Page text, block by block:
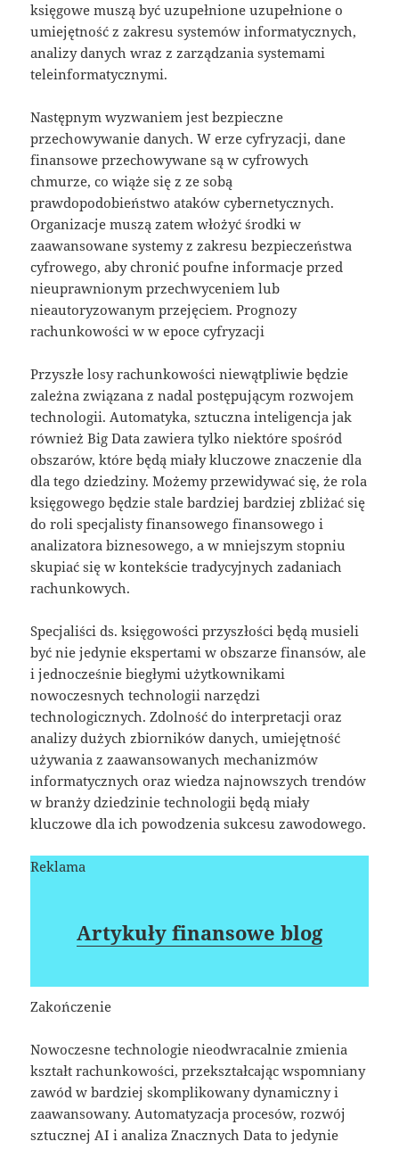
księgowe muszą być uzupełnione uzupełnione o
umiejętność z zakresu systemów informatycznych,
analizy danych wraz z zarządzania systemami
teleinformatycznymi.
Następnym wyzwaniem jest bezpieczne
przechowywanie danych. W erze cyfryzacji, dane
finansowe przechowywane są w cyfrowych
chmurze, co wiąże się z ze sobą
prawdopodobieństwo ataków cybernetycznych.
Organizacje muszą zatem włożyć środki w
zaawansowane systemy z zakresu bezpieczeństwa
cyfrowego, aby chronić poufne informacje przed
nieuprawnionym przechwyceniem lub
nieautoryzowanym przejęciem. Prognozy
rachunkowości w w epoce cyfryzacji
Przyszłe losy rachunkowości niewątpliwie będzie
zależna związana z nadal postępującym rozwojem
technologii. Automatyka, sztuczna inteligencja jak
również Big Data zawiera tylko niektóre spośród
obszarów, które będą miały kluczowe znaczenie dla
dla tego dziedziny. Możemy przewidywać się, że rola
księgowego będzie stale bardziej bardziej zbliżać się
do roli specjalisty finansowego finansowego i
analizatora biznesowego, a w mniejszym stopniu
skupiać się w kontekście tradycyjnych zadaniach
rachunkowych.
Specjaliści ds. księgowości przyszłości będą musieli
być nie jedynie ekspertami w obszarze finansów, ale
i jednocześnie biegłymi użytkownikami
nowoczesnych technologii narzędzi
technologicznych. Zdolność do interpretacji oraz
analizy dużych zbiorników danych, umiejętność
używania z zaawansowanych mechanizmów
informatycznych oraz wiedza najnowszych trendów
w branży dziedzinie technologii będą miały
kluczowe dla ich powodzenia sukcesu zawodowego.
Reklama
Artykuły finansowe blog
Zakończenie
Nowoczesne technologie nieodwracalnie zmienia
kształt rachunkowości, przekształcając wspomniany
zawód w bardziej skomplikowany dynamiczny i
zaawansowany. Automatyzacja procesów, rozwój
sztucznej AI i analiza Znacznych Data to jedynie